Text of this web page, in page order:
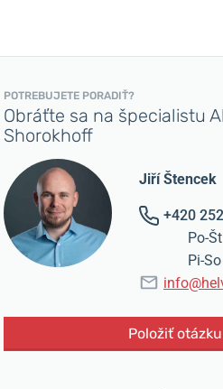
POTREBUJETE PORADIŤ?
Obráťte sa na špecialistu
Shorokhoff
Jiří Štencek
+420
Po-Št
Pi-So
Položiť otázku